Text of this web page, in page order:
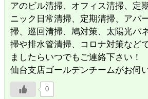
アのビル清掃、オフィス清掃、定
ニック日常清掃、定期清掃、アパ
掃、巡回清掃、鳩対策、太陽光パ
掃や排水管清掃、コロナ対策など
ましたらいつでもご連絡下さい！
仙台支店ゴールデンチームがお伺
0